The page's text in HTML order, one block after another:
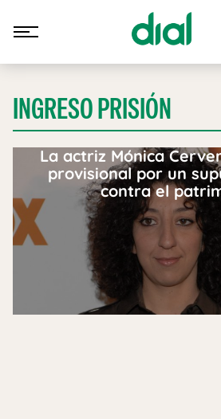
INGRESO PRISIÓN
La actriz Mónica
provisional por un
contra el